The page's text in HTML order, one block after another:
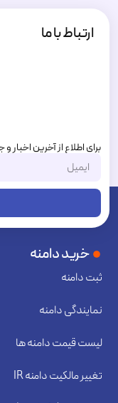
ارتباط با ما
برای اطلاع از آخرین اخبار
خرید دامنه
ثبت دامنه
نمایندگی دامنه
لیست قیمت دامنه ها
تغییر مالکیت دامنه IR